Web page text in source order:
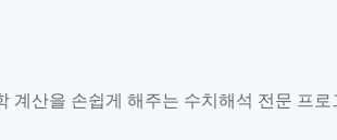
계산을 손쉽게 해주는 수치해석 전문 프로